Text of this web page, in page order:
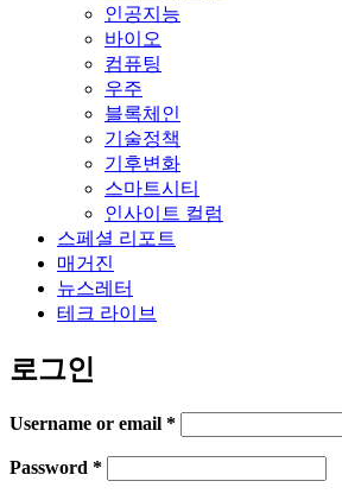
인공지능
바이오
컴퓨팅
우주
블록체인
기술정책
기후변화
스마트시티
인사이트 컬럼
스페셜 리포트
매거진
뉴스레터
테크 라이브
로그인
Username or email *
Password *